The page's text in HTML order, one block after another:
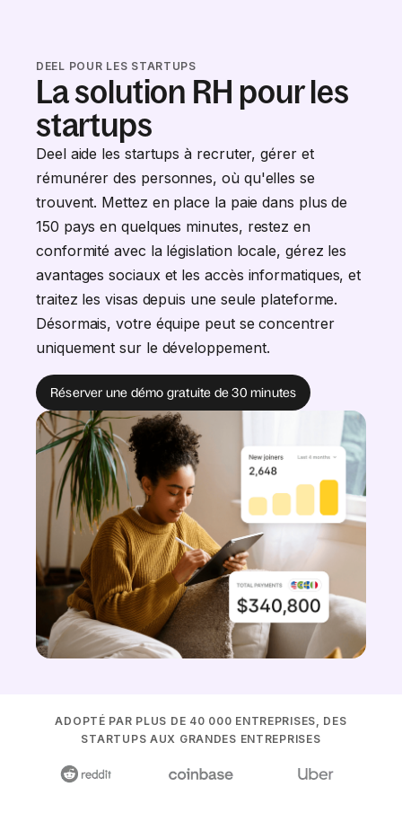
DEEL POUR LES STARTUPS
La solution RH pour les
startups
Deel aide les startups à recruter, gérer et
rémunérer des personnes, où qu'elles se
trouvent. Mettez en place la paie dans plus de
150 pays en quelques minutes, restez en
conformité avec la législation locale, gérez les
avantages sociaux et les accès informatiques, et
traitez les visas depuis une seule plateforme.
Désormais, votre équipe peut se concentrer
uniquement sur le développement.
Réserver une démo gratuite de 30 minutes
ADOPTÉ PAR PLUS DE 40 000 ENTREPRISES, DES
STARTUPS AUX GRANDES ENTREPRISES